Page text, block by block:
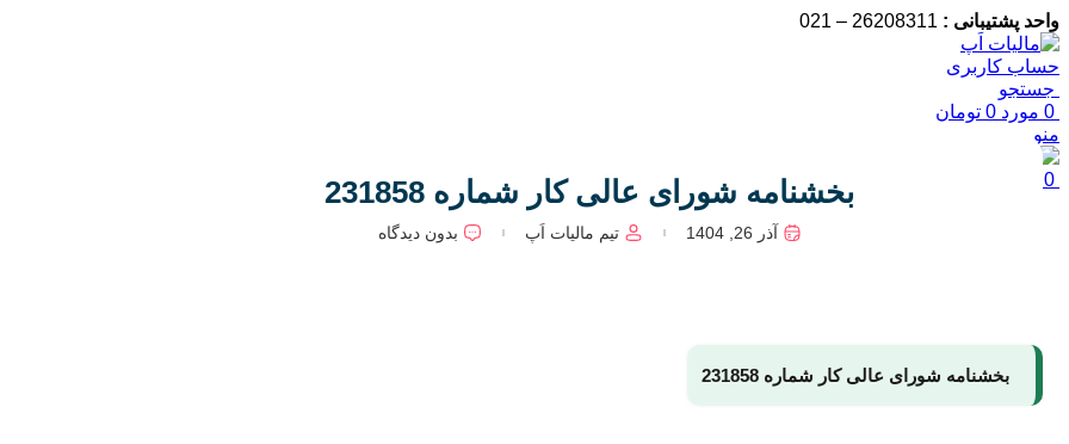
واحد پشتیبانی :
حساب کاربری
جستجو
0 مورد 0 تومان
منو
0 بخشنامه شورای عالی کار شماره 231858
آذر 26, 1404 تیم مالیات اَپ بدون دیدگاه
بخشنامه شورای عالی کار شماره 231858